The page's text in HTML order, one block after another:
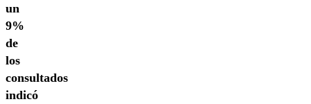
un
9%
de
los
consultados
indicó